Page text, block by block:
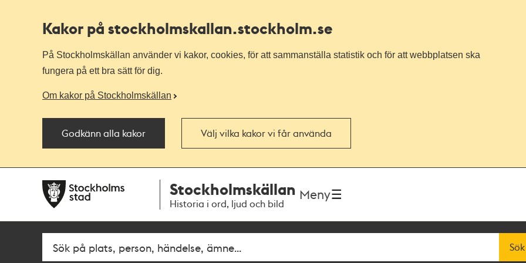
Kakor på stockholmskallan.stockholm.se
På Stockholmskällan använder vi kakor, cookies, för att sammanställa statistik och för att webbplatsen ska
fungera på ett bra sätt för dig.
Om kakor på Stockholmskällan
Godkänn alla kakor Välj vilka kakor vi får använda
navigationen
huvudinnehållet
Stockholmskällan
Historia i ord, ljud och bild
Meny
Fritextsök Sök